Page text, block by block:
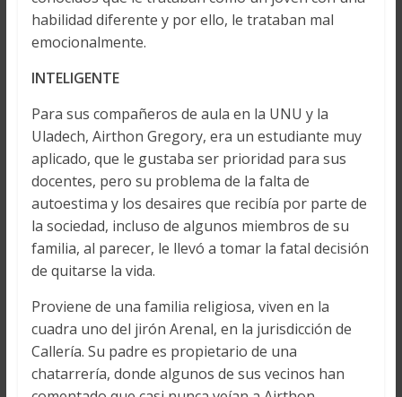
habilidad diferente y por ello, le trataban mal
emocionalmente.
INTELIGENTE
Para sus compañeros de aula en la UNU y la
Uladech, Airthon Gregory, era un estudiante muy
aplicado, que le gustaba ser prioridad para sus
docentes, pero su problema de la falta de
autoestima y los desaires que recibía por parte de
la sociedad, incluso de algunos miembros de su
familia, al parecer, le llevó a tomar la fatal decisión
de quitarse la vida.
Proviene de una familia religiosa, viven en la
cuadra uno del jirón Arenal, en la jurisdicción de
Callería. Su padre es propietario de una
chatarrería, donde algunos de sus vecinos han